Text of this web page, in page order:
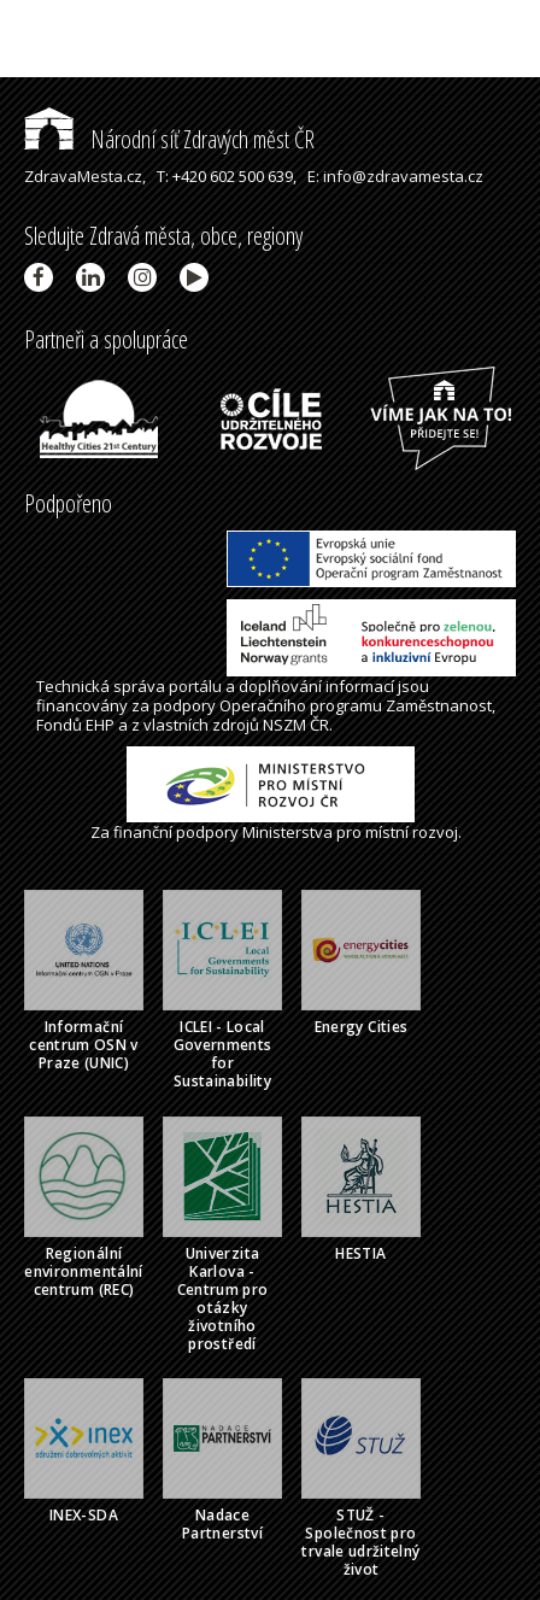
Národní síť Zdravých měst ČR
ZdravaMesta.cz,T: +420 602 500 639,E: info@zdravamesta.cz
Sledujte Zdravá města, obce, regiony
Partneři a spolupráce
Podpořeno
Technická správaportálua doplňování informací jsou
financovány za podpory Operačního programu Zaměstnanost,
Fondů EHP a z vlastních zdrojů NSZM ČR.
Za finanční podpory Ministerstva pro místní rozvoj.
Informační
centrum OSN v
Praze (UNIC)
ICLEI - Local
Governments
for
Sustainability
Energy Cities
Regionální
environmentální
centrum (REC)
Univerzita
Karlova -
Centrum pro
otázky
životního
prostředí
HESTIA
INEX-SDA
Nadace
Partnerství
STUŽ -
Společnost pro
trvale udržitelný
život